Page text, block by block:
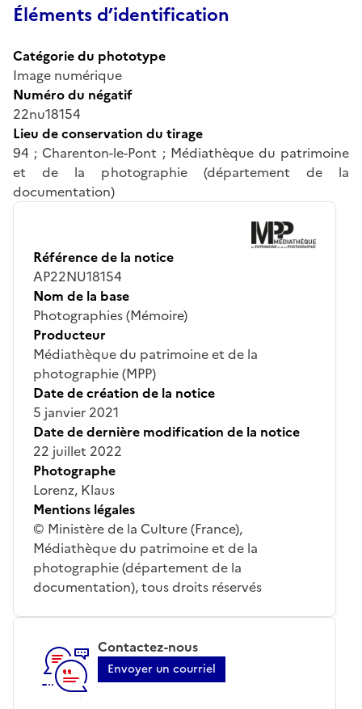
Éléments d’identification
Catégorie du phototype
Image numérique
Numéro du négatif
22nu18154
Lieu de conservation du tirage
94 ; Charenton-le-Pont ; Médiathèque du patrimoine
et de la photographie (département de la
documentation)
Référence de la notice
AP22NU18154
Nom de la base
Photographies (Mémoire)
Producteur
Médiathèque du patrimoine et de la
photographie (MPP)
Date de création de la notice
5 janvier 2021
Date de dernière modification de la notice
22 juillet 2022
Photographe
Lorenz, Klaus
Mentions légales
© Ministère de la Culture (France),
Médiathèque du patrimoine et de la
photographie (département de la
documentation), tous droits réservés
Contactez-nous
Envoyer un courriel